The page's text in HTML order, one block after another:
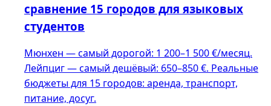
сравнение 15 городов для языковых
студентов
Мюнхен — самый дорогой: 1 200–1 500 €/месяц.
Лейпциг — самый дешёвый: 650–850 €. Реальные
бюджеты для 15 городов: аренда, транспорт,
питание, досуг.